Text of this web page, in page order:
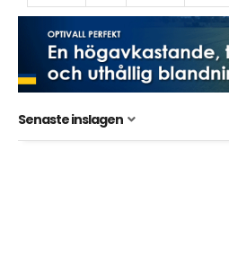
Senaste inslagen